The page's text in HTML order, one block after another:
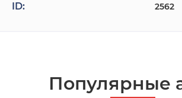
ID: 2562
Популярные